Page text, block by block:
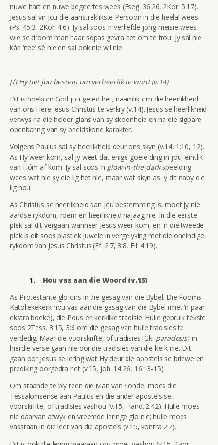
nuwe hart en nuwe begeertes wees (Eseg. 36:26, 2Kor. 5:17).
Jesus sal vir jou die aanstreklikste Persoon in die heelal wees
(Ps. 45:3, 2Kor. 4:6). Jy sal soos ‘n verliefde jong meisie wees
wie se droom man haar sopas gevra het om te trou: jy sal nie
kán ‘nee’ sê nie en sal ook nie wíl nie.
[f] Hy het jou bestem om verheerlik te word (v.14)
Dit is hoekom God jou gered het, naamlik om die heerlikheid
van ons Here Jesus Christus te verkry (v.14). Jesus se heerlikheid
verwys na die helder glans van sy skoonheid en na die sigbare
openbaring van sy beeldskone karakter.
Volgens Paulus sal sy heerlikheid deur ons skyn (v.14, 1:10, 12).
As Hy weer kom, sal jy weet dat enige goeie ding in jou, eintlik
van Hóm af kom. Jy sal soos ‘n glow-in-the-darkspeelding
wees wat nie sy eie lig het nie, maar wat skyn as jy dit naby die
lig hou.
As Christus se heerlikheid dan jou bestemming is, moet jy nie
aardse rykdom, roem en heerlikheid najaag nie. In die eerste
plek sal dit vergaan wanneer Jesus weer kom, en in die tweede
plek is dit soos plastiek juwele in vergelyking met die oneindige
rykdom van Jesus Christus (Ef. 2:7, 3:8, Fil. 4:19).
Hou vas aan die Woord (v.15)
As Protestante glo ons in die gesag van die Bybel. Die Rooms-
Katoliekekerk hou vas aan die gesag van die Bybel (met ‘n paar
ekstra boeke), die Pous en kerklike tradisie. Hulle gebruik tekste
soos 2Tess. 3:15, 3:6 om die gesag van hulle tradisies te
verdedig. Maar die voorskrifte, of tradisies [Gk. paradosis] in
hierdie verse gaan nie oor die tradisies van die kerk nie. Dit
gaan oor Jesus se lering wat Hy deur die apostels se briewe en
prediking oorgedra het (v.15, Joh. 14:26, 16:13-15).
Om staande te bly teen die Man van Sonde, moes die
Tessalonisense aan Paulus en die ander apostels se
voorskrifte, of tradisies vashou (v.15, Hand. 2:42). Hulle moes
nie daarvan afwyk en vreemde leringe glo nie; hulle moes
vasstaan in die leer van die apostels (v.15, kontra 2:2).